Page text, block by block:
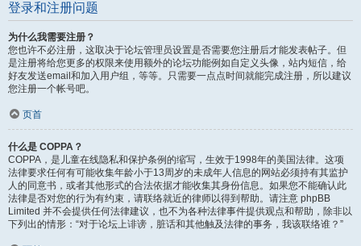
登录和注册问题
为什么我需要注册？
您也许不必注册，这取决于论坛管理员设置是否需要您注册后才能发表帖子。但
是注册将给您更多的权限来使用额外的论坛功能例如自定义头像，站内短信，给
好友发送email和加入用户组，等等。只需要一点点时间就能完成注册，所以建议
您注册一个帐号吧。
页首
什么是 COPPA？
COPPA，是儿童在线隐私和保护条例的缩写，生效于1998年的美国法律。这项
法律要求任何有可能收集年龄小于13周岁的未成年人信息的网站必须持有其监护
人的同意书，或者其他形式的合法依据才能收集其身份信息。如果您不能确认此
法律是否对您的行为有约束，请联络就近的律师以得到帮助。请注意 phpBB
Limited 并不会提供任何法律建议，也不为各种法律事件提供观点和帮助，除非以
下列出的情形：“对于论坛上诽谤，脏话和其他触及法律的事务，我该联络谁？”